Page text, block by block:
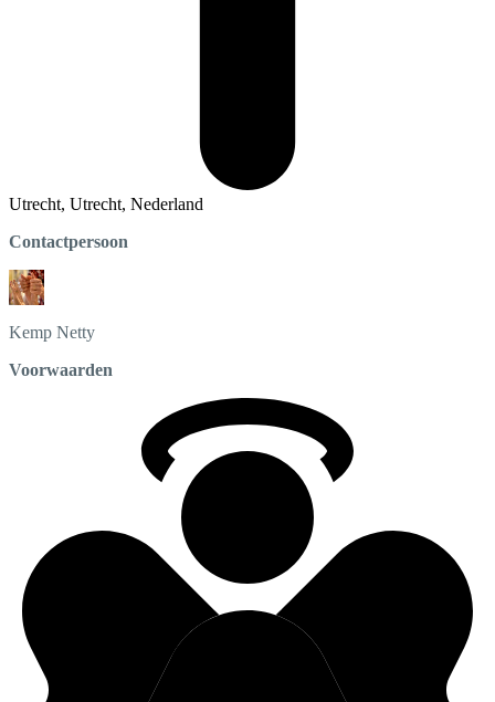
Utrecht, Utrecht, Nederland
Contactpersoon
Kemp Netty
Voorwaarden